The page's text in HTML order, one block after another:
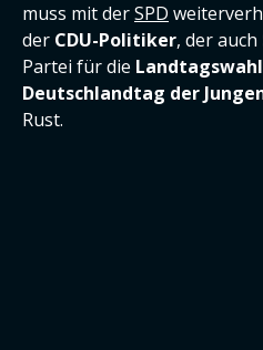
muss mit derSPD
der CDU-Politiker, der auch
Partei für die
Deutschlandtag der
Rust.